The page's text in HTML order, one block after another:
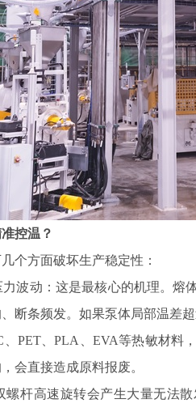
控温？
个方面破坏生产稳定性：
动：这是最核心的机理。熔
断条频发。如果泵体局部温差
PET、PLA、EVA等热敏材料
会直接造成原料报废。
杆高速旋转会产生大量无法